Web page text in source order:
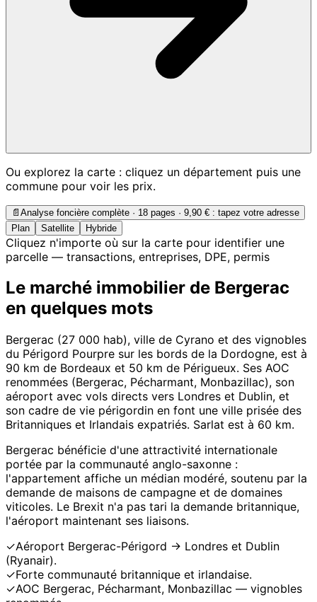
Ou explorez la carte : cliquez un département puis une
commune pour voir les prix.
📄 Analyse foncière complète · 18 pages · 9,90 € : tapez votre adresse
Plan
Satellite Hybride
Cliquez n'importe où sur la carte pour identifier une
parcelle — transactions, entreprises, DPE, permis
Le marché immobilier de Bergerac
en quelques mots
Bergerac (27 000 hab), ville de Cyrano et des vignobles
du Périgord Pourpre sur les bords de la Dordogne, est à
90 km de Bordeaux et 50 km de Périgueux. Ses AOC
renommées (Bergerac, Pécharmant, Monbazillac), son
aéroport avec vols directs vers Londres et Dublin, et
son cadre de vie périgordin en font une ville prisée des
Britanniques et Irlandais expatriés. Sarlat est à 60 km.
Bergerac bénéficie d'une attractivité internationale
portée par la communauté anglo-saxonne :
l'appartement affiche un médian modéré, soutenu par la
demande de maisons de campagne et de domaines
viticoles. Le Brexit n'a pas tari la demande britannique,
l'aéroport maintenant ses liaisons.
✓Aéroport Bergerac-Périgord → Londres et Dublin
(Ryanair).
✓Forte communauté britannique et irlandaise.
✓AOC Bergerac, Pécharmant, Monbazillac — vignobles